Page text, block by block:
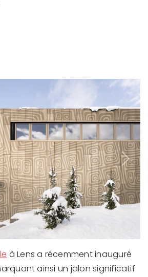
Next
à Lens a récemment inauguré
ainsi un jalon significatif